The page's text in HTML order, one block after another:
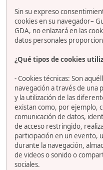
Sin su expreso
cookies en su navegador–
GDA, no enlazará en las
datos personales
¿Qué tipos de cookies
- Cookies técnicas: Son
navegación a través de una
y la utilización de las
existan como, por ejemplo,
comunicación de datos,
de acceso restringido,
participación en un evento,
durante la navegación,
de videos o sonido o
sociales.